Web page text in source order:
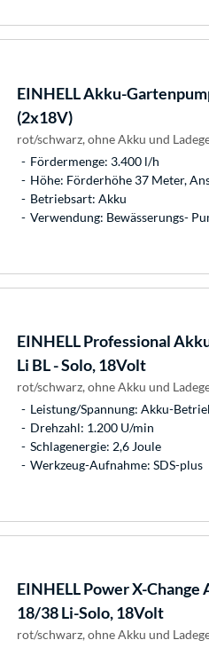
EINHELLAkku-
(2x18V)
rot/schwarz, ohne Akku und
Fördermenge: 3.400 l/h
Höhe: Förderhöhe 37 Meter,
Betriebsart: Akku
Verwendung: Bewässerungs-
EINHELLProfessional
Li BL - Solo, 18Volt
rot/schwarz, ohne Akku und
Leistung/Spannung: Akku-
Drehzahl: 1.200 U/min
Schlagenergie: 2,6 Joule
Werkzeug-Aufnahme: SDS-plus
EINHELLPower X-Change
18/38 Li-Solo, 18Volt
rot/schwarz, ohne Akku und